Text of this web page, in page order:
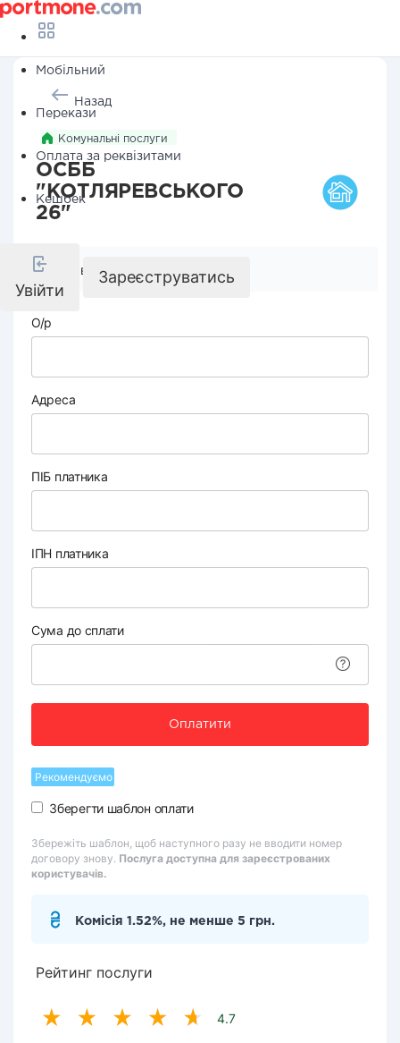
Мобільний
Перекази
Оплата за реквізитами
Кешбек
Увійти
Зареєструватись
Назад
Комунальні послуги
ОСББ
"КОТЛЯРЕВСЬКОГО
26"
Реквізити компанії
О/р
Адреса
ПІБ платника
ІПН платника
Сума до сплати
Оплатити
Рекомендуємо
Зберегти шаблон оплати
Збережіть шаблон, щоб наступного разу не вводити номер
договору знову. Послуга доступна для зареєстрованих
користувачів.
Комісія 1.52%, не менше 5 грн.
Рейтинг послуги
4.7